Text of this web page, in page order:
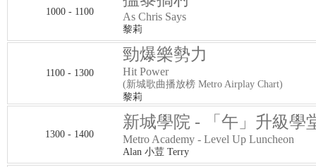
1000 - 1100 As Chris Says
黎莉
1100 - 1300
勁爆樂勢力
Hit Power
(新城歌曲播放榜 Metro Airplay Chart)
黎莉
1300 - 1400
新城學院 - 「午」升級學
Metro Academy - Level Up Luncheon
Alan 小荳 Terry